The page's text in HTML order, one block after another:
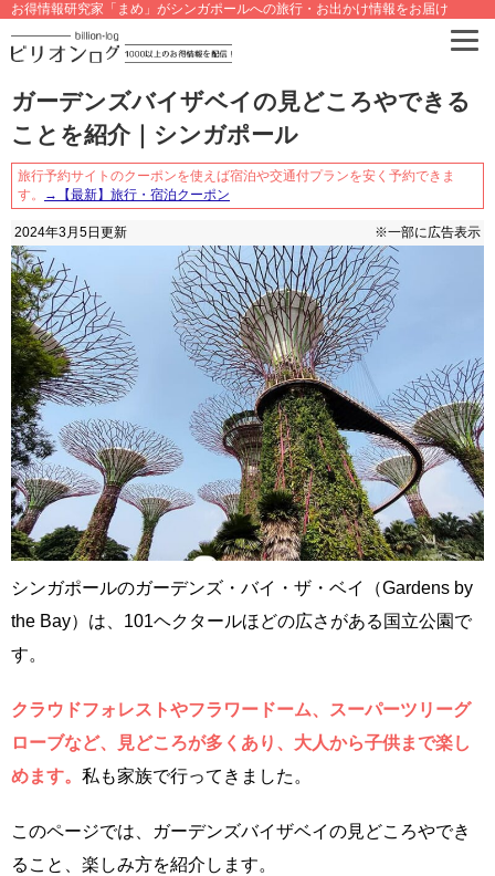
お得情報研究家「まめ」がシンガポールへの旅行・お出かけ情報をお届け
ガーデンズバイザベイの見どころやできる
ことを紹介｜シンガポール
旅行予約サイトのクーポンを使えば宿泊や交通付プランを安く予約できま
す。
→【最新】旅行・宿泊クーポン
2024年3月5日 更新 ※一部に広告表示
シンガポールのガーデンズ・バイ・ザ・ベイ（Gardens by
the Bay）は、101ヘクタールほどの広さがある国立公園で
す。
クラウドフォレストやフラワードーム、スーパーツリーグ
ローブなど、見どころが多くあり、大人から子供まで楽し
めます。 私も家族で行ってきました。
このページでは、ガーデンズバイザベイの見どころやでき
ること、楽しみ方を紹介します。